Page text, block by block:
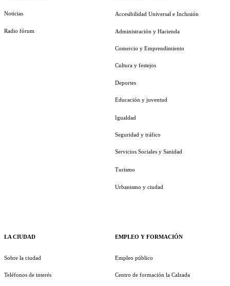
Noticias
Radio fórum
LA CIUDAD
Sobre la ciudad
Teléfonos de interés
Accesibilidad Universal e Inclusión
Administración y Hacienda
Comercio y Emprendimiento
Cultura y festejos
Deportes
Educación y juventud
Igualdad
Seguridad y tráfico
Servicios Sociales y Sanidad
Turismo
Urbanismo y ciudad
EMPLEO Y FORMACIÓN
Empleo público
Centro de formación la Calzada